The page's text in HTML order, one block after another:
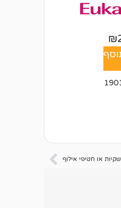
₪
או חטיפי אילוף